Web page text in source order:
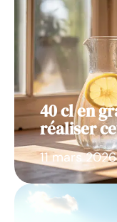
40 cl en
réaliser
11 mars 2026